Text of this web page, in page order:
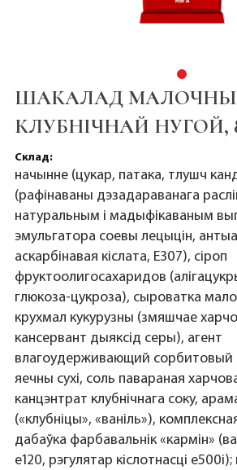
ШАКАЛАД МАЛОЧНЫ
КЛУБНІЧНАЙ НУГОЙ,
Склад:
начынне (цукар, патака, тлушч
(рафінаваны дэзадараванага
натуральным і мадыфікаваным
эмульгатора соевы лецыцін,
аскарбінавая кіслата, Е307), сіроп
фруктоолигосахаридов
глюкоза-цукроза), сыроватка
крухмал кукурузны (змяшчае
кансервант дыяксід серы), агент
влагоудерживающий сорбитовый
яечны сухі, соль павараная
канцэнтрат клубнічнага соку,
(«клубніцы», «ваніль»),
дабаўка фарбавальнік «кармін»
е120, рэгулятар кіслотнасці